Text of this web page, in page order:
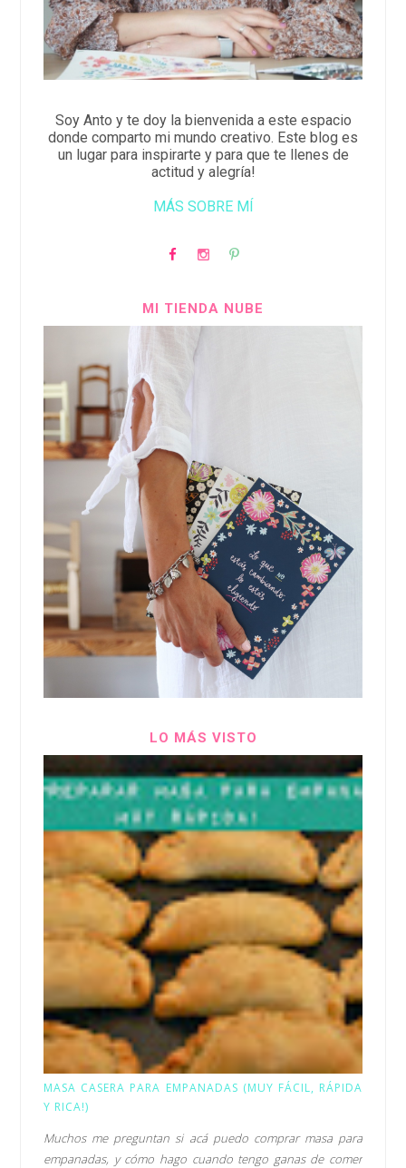
Soy Anto y te doy la bienvenida a este espacio
donde comparto mi mundo creativo. Este blog es
un lugar para inspirarte y para que te llenes de
actitud y alegría!
MÁS SOBRE MÍ
MI TIENDA NUBE
LO MÁS VISTO
MASA CASERA PARA EMPANADAS (MUY FÁCIL, RÁPIDA
Y RICA!)
Muchos me preguntan si acá puedo comprar masa para
empanadas, y cómo hago cuando tengo ganas de comer